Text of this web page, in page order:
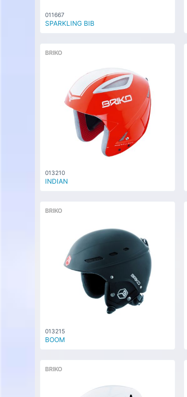
011667
SPARKLING BIB
BRIKO
013210
INDIAN
BRIKO
013215
BOOM
BRIKO